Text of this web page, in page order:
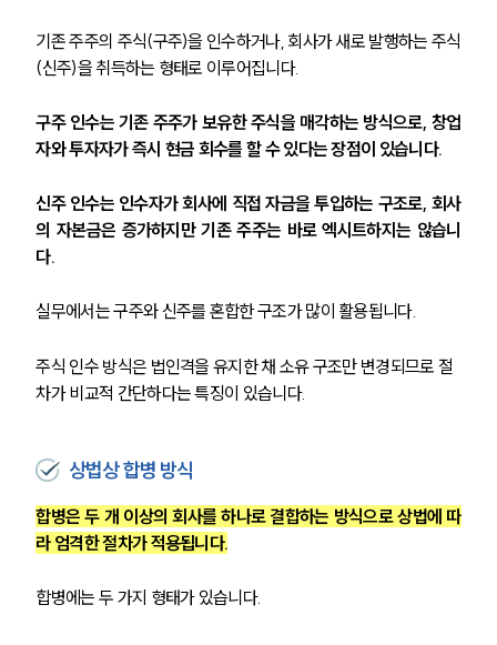
기존 주주의 주식(구주)을 인수하거나, 회사가 새로 발행하는 주식
(신주)을 취득하는 형태로 이루어집니다.
구주 인수는 기존 주주가 보유한 주식을 매각하는 방식으로, 창업
자와 투자자가 즉시 현금 회수를 할 수 있다는 장점이 있습니다.
신주 인수는 인수자가 회사에 직접 자금을 투입하는 구조로, 회사
의 자본금은 증가하지만 기존 주주는 바로 엑시트하지는 않습니
다.
실무에서는 구주와 신주를 혼합한 구조가 많이 활용됩니다.
주식 인수 방식은 법인격을 유지한 채 소유 구조만 변경되므로 절
차가 비교적 간단하다는 특징이 있습니다.
상법상 합병 방식
합병은 두 개 이상의 회사를 하나로 결합하는 방식으로 상법에 따
라 엄격한 절차가 적용됩니다.
합병에는 두 가지 형태가 있습니다.